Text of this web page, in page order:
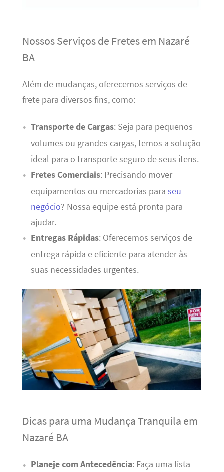
Nossos Serviços de Fretes em Nazaré
BA
Além de mudanças, oferecemos serviços de
frete para diversos fins, como:
Transporte de Cargas: Seja para pequenos
volumes ou grandes cargas, temos a solução
ideal para o transporte seguro de seus itens.
Fretes Comerciais: Precisando mover
equipamentos ou mercadorias para seu
negócio? Nossa equipe está pronta para
ajudar.
Entregas Rápidas: Oferecemos serviços de
entrega rápida e eficiente para atender às
suas necessidades urgentes.
Dicas para uma Mudança Tranquila em
Nazaré BA
Planeje com Antecedência: Faça uma lista